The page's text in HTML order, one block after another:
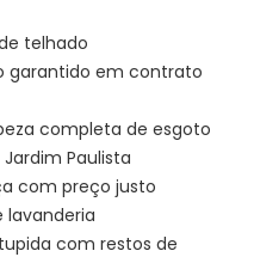
telhado
garantido em contrato
completa de esgoto
Paulista
com preço justo
lavanderia
com restos de